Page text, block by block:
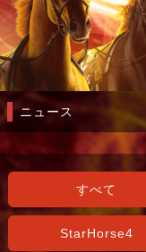
ニュース
すべて
StarHorse4